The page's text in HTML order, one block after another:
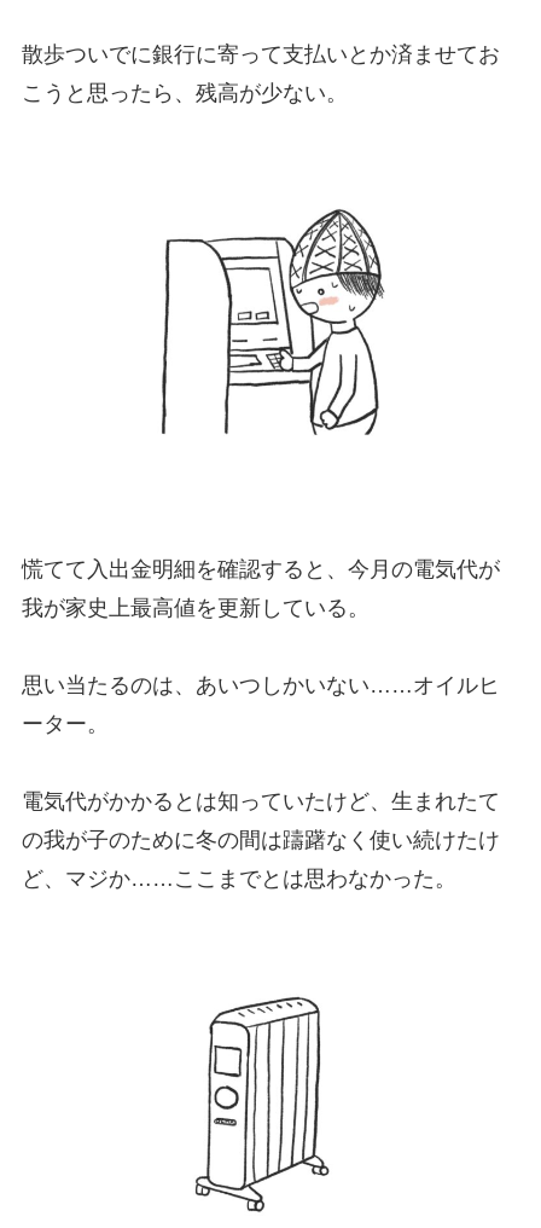
散歩ついでに銀行に寄って支払いとか済ませてお
こうと思ったら、残高が少ない。
慌てて入出金明細を確認すると、今月の電気代が
我が家史上最高値を更新している。
思い当たるのは、あいつしかいない……オイルヒ
ーター。
電気代がかかるとは知っていたけど、生まれたて
の我が子のために冬の間は躊躇なく使い続けたけ
ど、マジか……ここまでとは思わなかった。